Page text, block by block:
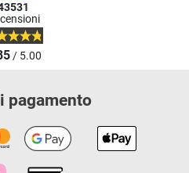
/ 5.00
pagamento